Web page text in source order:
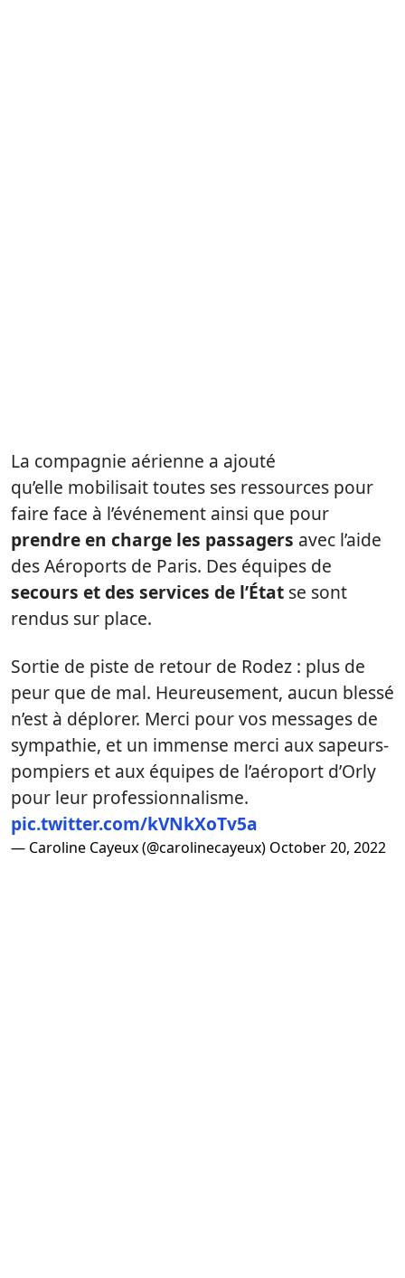
La compagnie aérienne a ajouté
qu’elle mobilisait toutes ses ressources pour
faire face à l’événement ainsi que pour
prendre en charge les passagers avec l’aide
des Aéroports de Paris. Des équipes de
secours et des services de l’État se sont
rendus sur place.
Sortie de piste de retour de Rodez : plus de
peur que de mal. Heureusement, aucun blessé
n’est à déplorer. Merci pour vos messages de
sympathie, et un immense merci aux sapeurs-
pompiers et aux équipes de l’aéroport d’Orly
pour leur professionnalisme.
pic.twitter.com/kVNkXoTv5a
— Caroline Cayeux (@carolinecayeux) October 20, 2022